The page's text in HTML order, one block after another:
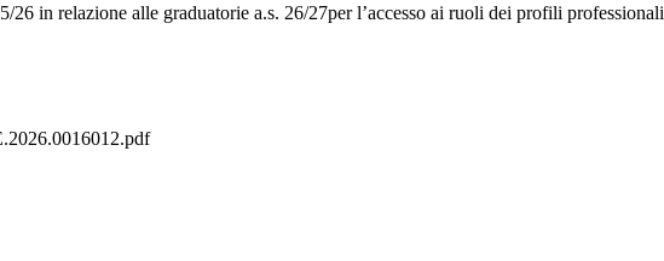
26 in relazione alle graduatorie a.s. 26/27per l’accesso ai ruoli dei profili